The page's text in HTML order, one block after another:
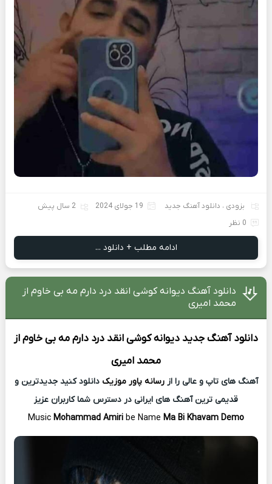
بزودی ، دانلود آهنگ جدید 19 جولای 2024
2 سال پیش
0 نظر
ادامه مطلب + دانلود ...
دانلود آهنگ دیوانه کوشی انقد درد دارم مه بی خاوم از
محمد امیری
دانلود آهنگ جدید دیوانه کوشی انقد درد دارم مه بی خاوم از
محمد امیری
آهنگ های تاپ و عالی را ازرسانه پاور موزیک دانلود کنید جدیدترین و
قدیمی ترین آهنگ های ایرانی در دسترس شما کاربران عزیز
Music Mohammad Amiri be Name Ma Bi Khavam Demo